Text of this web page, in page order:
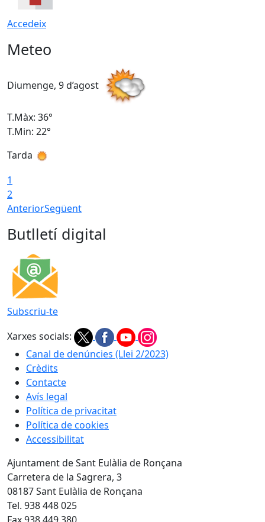
Accedeix
Meteo
Diumenge, 9 d’agost
T.Màx: 36°
T.Min: 22°
Tarda
1
2
AnteriorSegüent
Butlletí digital
Subscriu-te
Xarxes socials:
Canal de denúncies (Llei 2/2023)
Crèdits
Contacte
Avís legal
Política de privacitat
Política de cookies
Accessibilitat
Ajuntament de Sant Eulàlia de Ronçana
Carretera de la Sagrera, 3
08187 Sant Eulàlia de Ronçana
Tel. 938 448 025